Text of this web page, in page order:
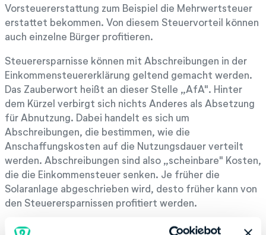
Vorsteuererstattung zum Beispiel die Mehrwertsteuer
erstattet bekommen. Von diesem Steuervorteil können
auch einzelne Bürger profitieren.
Steuerersparnisse können mit Abschreibungen in der
Einkommensteuererklärung geltend gemacht werden.
Das Zauberwort heißt an dieser Stelle „AfA". Hinter
dem Kürzel verbirgt sich nichts Anderes als Absetzung
für Abnutzung. Dabei handelt es sich um
Abschreibungen, die bestimmen, wie die
Anschaffungskosten auf die Nutzungsdauer verteilt
werden. Abschreibungen sind also „scheinbare" Kosten,
die die Einkommensteuer senken. Je früher die
Solaranlage abgeschrieben wird, desto früher kann von
den Steuerersparnissen profitiert werden.